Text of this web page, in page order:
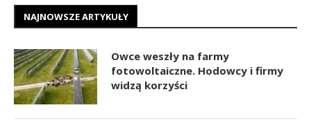
NAJNOWSZE ARTYKUŁY
Owce weszły na farmy
fotowoltaiczne. Hodowcy i firmy
widzą korzyści